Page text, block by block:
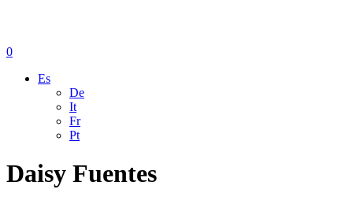
0
Es
De
It
Fr
Pt
Daisy Fuentes